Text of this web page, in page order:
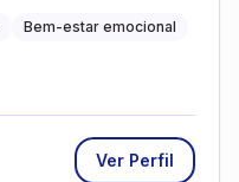
Bem-estar emocional
Ver Perfil